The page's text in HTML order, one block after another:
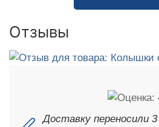
Отзывы
Доставку переносили